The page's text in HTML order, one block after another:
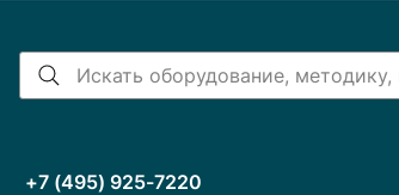
+7 (495) 925-7220